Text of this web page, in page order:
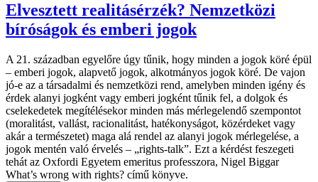
Elvesztett realitásérzék? Nemzetközi
bíróságok és emberi jogok
A 21. században egyelőre úgy tűnik, hogy minden a jogok köré épül
– emberi jogok, alapvető jogok, alkotmányos jogok köré. De vajon
jó-e az a társadalmi és nemzetközi rend, amelyben minden igény és
érdek alanyi jogként vagy emberi jogként tűnik fel, a dolgok és
cselekedetek megítélésekor minden más mérlegelendő szempontot
(moralitást, vallást, racionalitást, hatékonyságot, közérdeket vagy
akár a természetet) maga alá rendel az alanyi jogok mérlegelése, a
jogok mentén való érvelés – „rights-talk”. Ezt a kérdést feszegeti
tehát az Oxfordi Egyetem emeritus professzora, Nigel Biggar
What’s wrong with rights? című könyve.